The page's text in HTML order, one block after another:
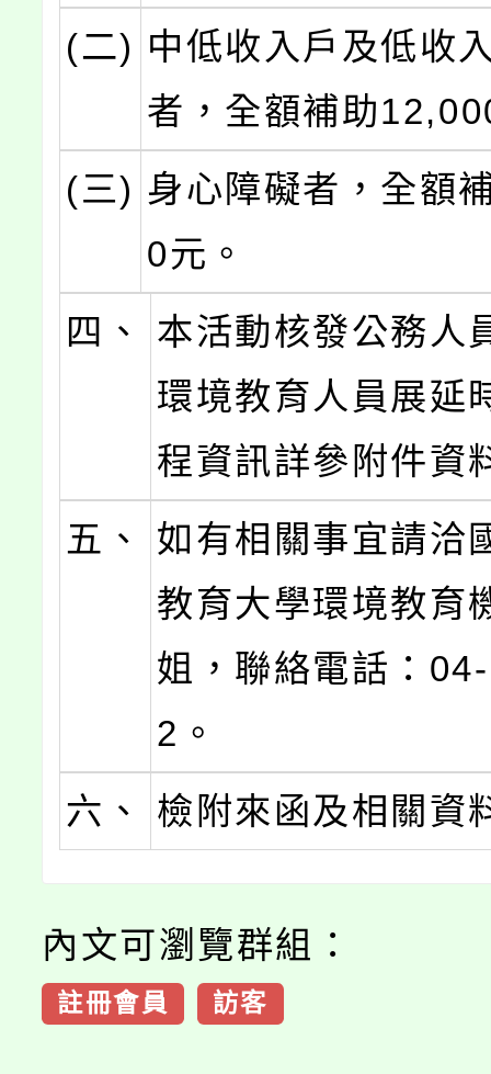
(二) 中低收入戶及低收
者，全額補助
(三) 身心障礙者，全額
0元。
四、
本活動核發公務人
環境教育人員展延
程資訊詳參附件資
五、
如有相關事宜請洽
教育大學環境教育
姐，聯絡電話：
2。
六、
檢附來函及相關資
內文可瀏覽群組：
註冊會員 訪客